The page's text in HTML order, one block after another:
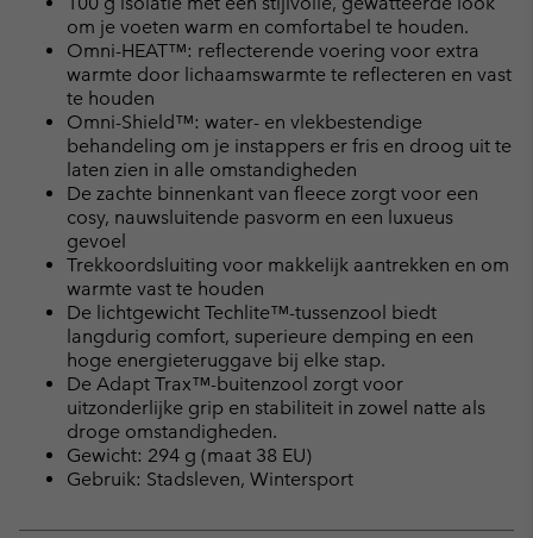
om je voeten warm en comfortabel te houden.
Omni-HEAT™: reflecterende voering voor extra
warmte door lichaamswarmte te reflecteren en vast
te houden
Omni-Shield™: water- en vlekbestendige
behandeling om je instappers er fris en droog uit te
laten zien in alle omstandigheden
De zachte binnenkant van fleece zorgt voor een
cosy, nauwsluitende pasvorm en een luxueus
gevoel
Trekkoordsluiting voor makkelijk aantrekken en om
warmte vast te houden
De lichtgewicht Techlite™-tussenzool biedt
langdurig comfort, superieure demping en een
hoge energieteruggave bij elke stap.
De Adapt Trax™-buitenzool zorgt voor
uitzonderlijke grip en stabiliteit in zowel natte als
droge omstandigheden.
Gewicht: 294 g (maat 38 EU)
Gebruik: Stadsleven, Wintersport